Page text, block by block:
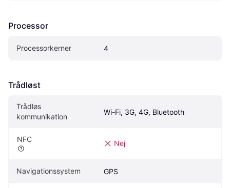
Processor
Processorkerner 4
Trådløst
Trådløs
kommunikation
Wi-Fi, 3G, 4G, Bluetooth
NFC Nej
Navigationssystem GPS